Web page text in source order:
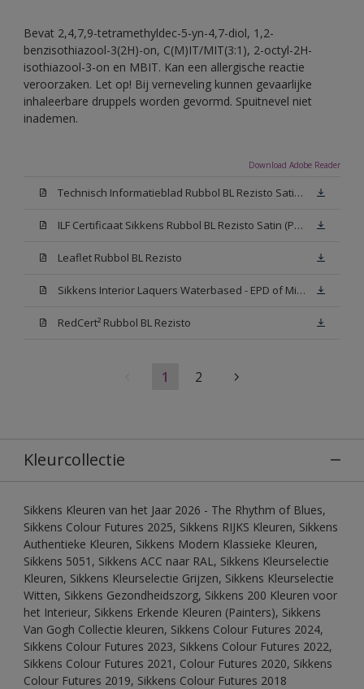
Bevat 2,4,7,9-tetramethyldec-5-yn-4,7-diol, 1,2-
benzisothiazool-3(2H)-on, C(M)IT/MIT(3:1), 2-octyl-2H-
isothiazool-3-on en MBIT. Kan een allergische reactie
veroorzaken. Let op! Bij verneveling kunnen gevaarlijke
inhaleerbare druppels worden gevormd. Spuitnevel niet
inademen.
Download Adobe Reader
Technisch Informatieblad Rubbol BL Rezisto Satin (PDF)
ILF Certificaat Sikkens Rubbol BL Rezisto Satin (PDF)
Leaflet Rubbol BL Rezisto
Sikkens Interior Laquers Waterbased - EPD of Milieuproductverklaring
RedCert² Rubbol BL Rezisto
1 2
Kleurcollectie
Sikkens Kleuren van het Jaar 2026 - The Rhythm of Blues,
Sikkens Colour Futures 2025, Sikkens RIJKS Kleuren, Sikkens
Authentieke Kleuren, Sikkens Modern Klassieke Kleuren,
Sikkens 5051, Sikkens ACC naar RAL, Sikkens Kleurselectie
Kleuren, Sikkens Kleurselectie Grijzen, Sikkens Kleurselectie
Witten, Sikkens Gezondheidszorg, Sikkens 200 Kleuren voor
het Interieur, Sikkens Erkende Kleuren (Painters), Sikkens
Van Gogh Collectie kleuren, Sikkens Colour Futures 2024,
Sikkens Colour Futures 2023, Sikkens Colour Futures 2022,
Sikkens Colour Futures 2021, Colour Futures 2020, Sikkens
Colour Futures 2019, Sikkens Colour Futures 2018